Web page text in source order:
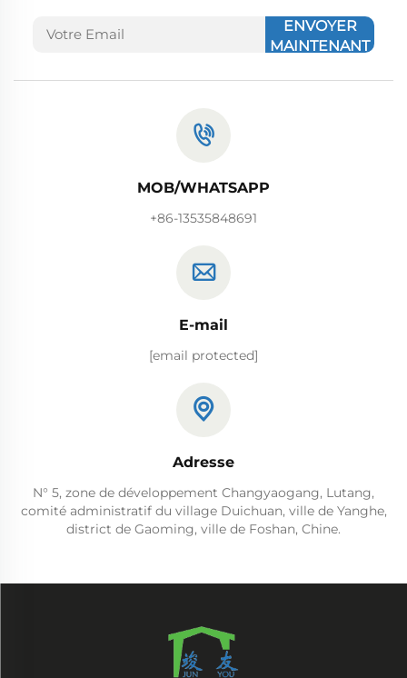
ENVOYER
MAINTENANT
MOB/WHATSAPP
+86-13535848691
E-mail
[email protected]
Adresse
N° 5, zone de développement Changyaogang, Lutang,
comité administratif du village Duichuan, ville de Yanghe,
district de Gaoming, ville de Foshan, Chine.